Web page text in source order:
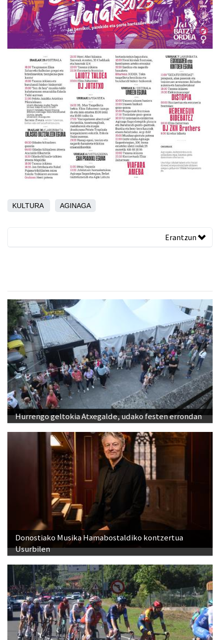
KULTURA AGINAGA
Erantzun
Hurrengo geltokia Atxegalde, udako festen errondan
Donostiako Musika Hamabostaldiko kontzertua
Usurbilen